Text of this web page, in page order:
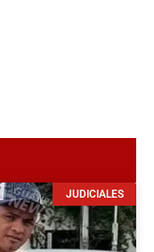
JUDICIALES